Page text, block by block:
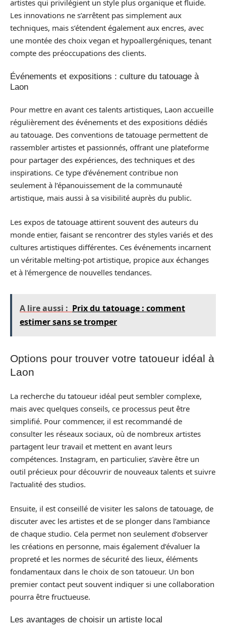
artistes qui privilégient un style plus organique et fluide.
Les innovations ne s’arrêtent pas simplement aux
techniques, mais s’étendent également aux encres, avec
une montée des choix vegan et hypoallergéniques, tenant
compte des préoccupations des clients.
Événements et expositions : culture du tatouage à
Laon
Pour mettre en avant ces talents artistiques, Laon accueille
régulièrement des événements et des expositions dédiés
au tatouage. Des conventions de tatouage permettent de
rassembler artistes et passionnés, offrant une plateforme
pour partager des expériences, des techniques et des
inspirations. Ce type d’événement contribue non
seulement à l’épanouissement de la communauté
artistique, mais aussi à sa visibilité auprès du public.
Les expos de tatouage attirent souvent des auteurs du
monde entier, faisant se rencontrer des styles variés et des
cultures artistiques différentes. Ces événements incarnent
un véritable melting-pot artistique, propice aux échanges
et à l’émergence de nouvelles tendances.
A lire aussi : Prix du tatouage : comment
estimer sans se tromper
Options pour trouver votre tatoueur idéal à
Laon
La recherche du tatoueur idéal peut sembler complexe,
mais avec quelques conseils, ce processus peut être
simplifié. Pour commencer, il est recommandé de
consulter les réseaux sociaux, où de nombreux artistes
partagent leur travail et mettent en avant leurs
compétences. Instagram, en particulier, s’avère être un
outil précieux pour découvrir de nouveaux talents et suivre
l’actualité des studios.
Ensuite, il est conseillé de visiter les salons de tatouage, de
discuter avec les artistes et de se plonger dans l’ambiance
de chaque studio. Cela permet non seulement d’observer
les créations en personne, mais également d’évaluer la
propreté et les normes de sécurité des lieux, éléments
fondamentaux dans le choix de son tatoueur. Un bon
premier contact peut souvent indiquer si une collaboration
pourra être fructueuse.
Les avantages de choisir un artiste local